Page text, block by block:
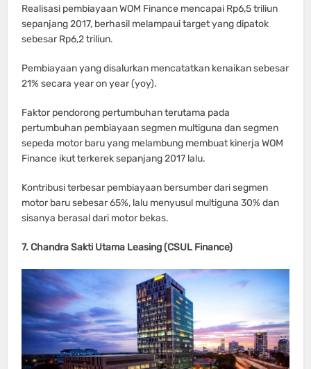
Realisasi pembiayaan WOM Finance mencapai Rp6,5 triliun
sepanjang 2017, berhasil melampaui target yang dipatok
sebesar Rp6,2 triliun.
Pembiayaan yang disalurkan mencatatkan kenaikan sebesar
21% secara year on year (yoy).
Faktor pendorong pertumbuhan terutama pada
pertumbuhan pembiayaan segmen multiguna dan segmen
sepeda motor baru yang melambung membuat kinerja WOM
Finance ikut terkerek sepanjang 2017 lalu.
Kontribusi terbesar pembiayaan bersumber dari segmen
motor baru sebesar 65%, lalu menyusul multiguna 30% dan
sisanya berasal dari motor bekas.
7. Chandra Sakti Utama Leasing (CSUL Finance)